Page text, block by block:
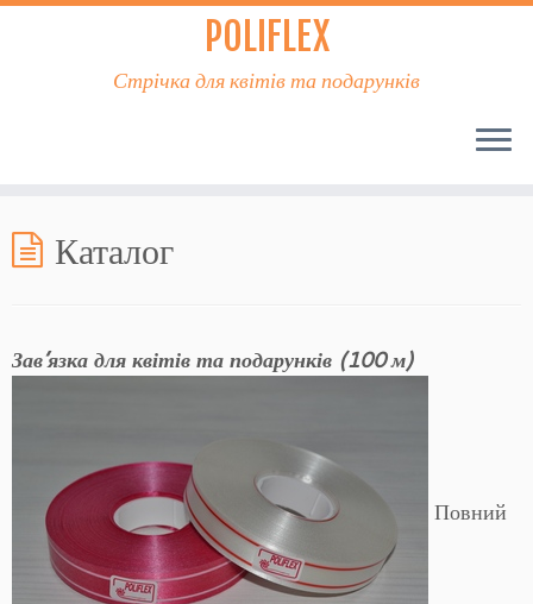
POLIFLEX
Стрічка для квітів та подарунків
Каталог
Зав’язка для квітів та подарунків (100 м)
Повний